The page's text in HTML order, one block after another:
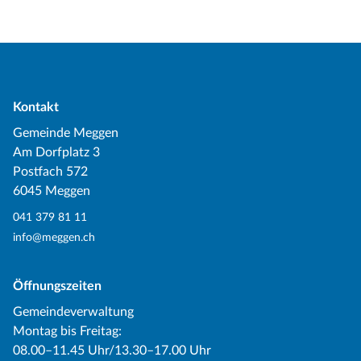
Kontakt
Gemeinde Meggen
Am Dorfplatz 3
Postfach 572
6045 Meggen
041 379 81 11
info@meggen.ch
Öffnungszeiten
Gemeindeverwaltung
Montag bis Freitag:
08.00–11.45 Uhr/13.30–17.00 Uhr